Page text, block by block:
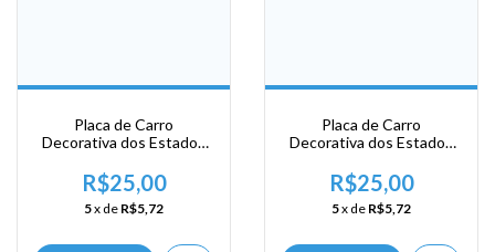
Placa de Carro
Decorativa dos Estados
USA - Area Sul - Carolina
- Charlotte
R$25,00
5x de R$5,72
Placa de Carro
Decorativa dos Estados
USA - Area Sul - Carolina
- Charlotte
R$25,00
5x de R$5,72